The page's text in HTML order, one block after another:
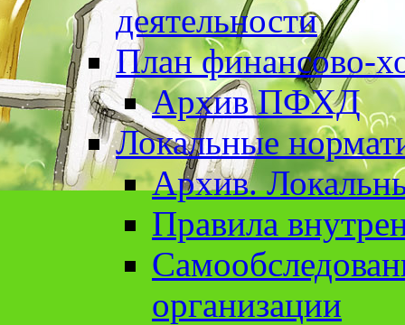
деятельности
План финансово-
Архив ПФХД
Локальные
Архив.
Правила
организации